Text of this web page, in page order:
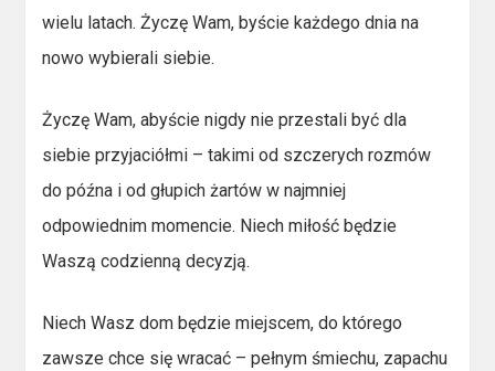
wielu latach. Życzę Wam, byście każdego dnia na
nowo wybierali siebie.
Życzę Wam, abyście nigdy nie przestali być dla
siebie przyjaciółmi – takimi od szczerych rozmów
do późna i od głupich żartów w najmniej
odpowiednim momencie. Niech miłość będzie
Waszą codzienną decyzją.
Niech Wasz dom będzie miejscem, do którego
zawsze chce się wracać – pełnym śmiechu, zapachu